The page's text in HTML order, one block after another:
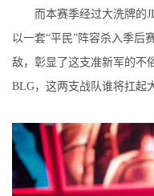
而本赛季经过大洗牌的
以一套“平民”阵容杀入季后
敌，彰显了这支准新军的不
BLG，这两支战队谁将扛起